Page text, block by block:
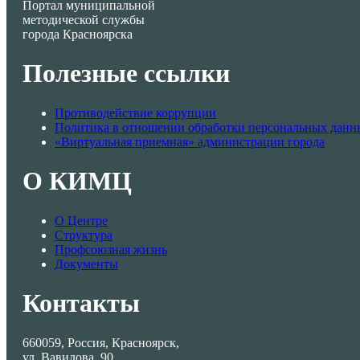
Портал муниципальной
методической службы
города Красноярска
Полезные ссылки
Противодействие коррупции
Политика в отношении обработки персональных
«Виртуальная приемная» администрации города
О КИМЦ
О Центре
Структура
Профсоюзная жизнь
Документы
Контакты
660059, Россия, Красноярск,
ул. Вавилова, 90